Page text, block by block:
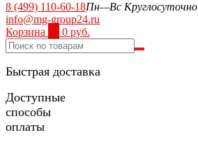
8 (499) 110-60-18Пн—Вс Круглосуточно
info@mg-group24.ru
Корзина
0 руб.
Быстрая доставка
Доступные
способы
оплаты